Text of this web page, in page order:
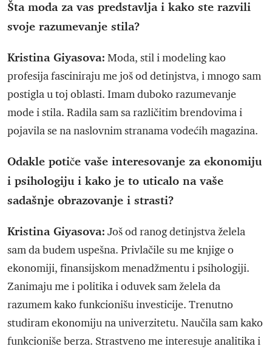
Šta moda za vas predstavlja i kako ste razvili
svoje razumevanje stila?
Kristina Giyasova: Moda, stil i modeling kao
profesija fasciniraju me još od detinjstva, i mnogo sam
postigla u toj oblasti. Imam duboko razumevanje
mode i stila. Radila sam sa različitim brendovima i
pojavila se na naslovnim stranama vodećih magazina.
Odakle potiče vaše interesovanje za ekonomiju
i psihologiju i kako je to uticalo na vaše
sadašnje obrazovanje i strasti?
Kristina Giyasova: Još od ranog detinjstva želela
sam da budem uspešna. Privlačile su me knjige o
ekonomiji, finansijskom menadžmentu i psihologiji.
Zanimaju me i politika i oduvek sam želela da
razumem kako funkcionišu investicije. Trenutno
studiram ekonomiju na univerzitetu. Naučila sam kako
funkcioniše berza. Strastveno me interesuje analitika i